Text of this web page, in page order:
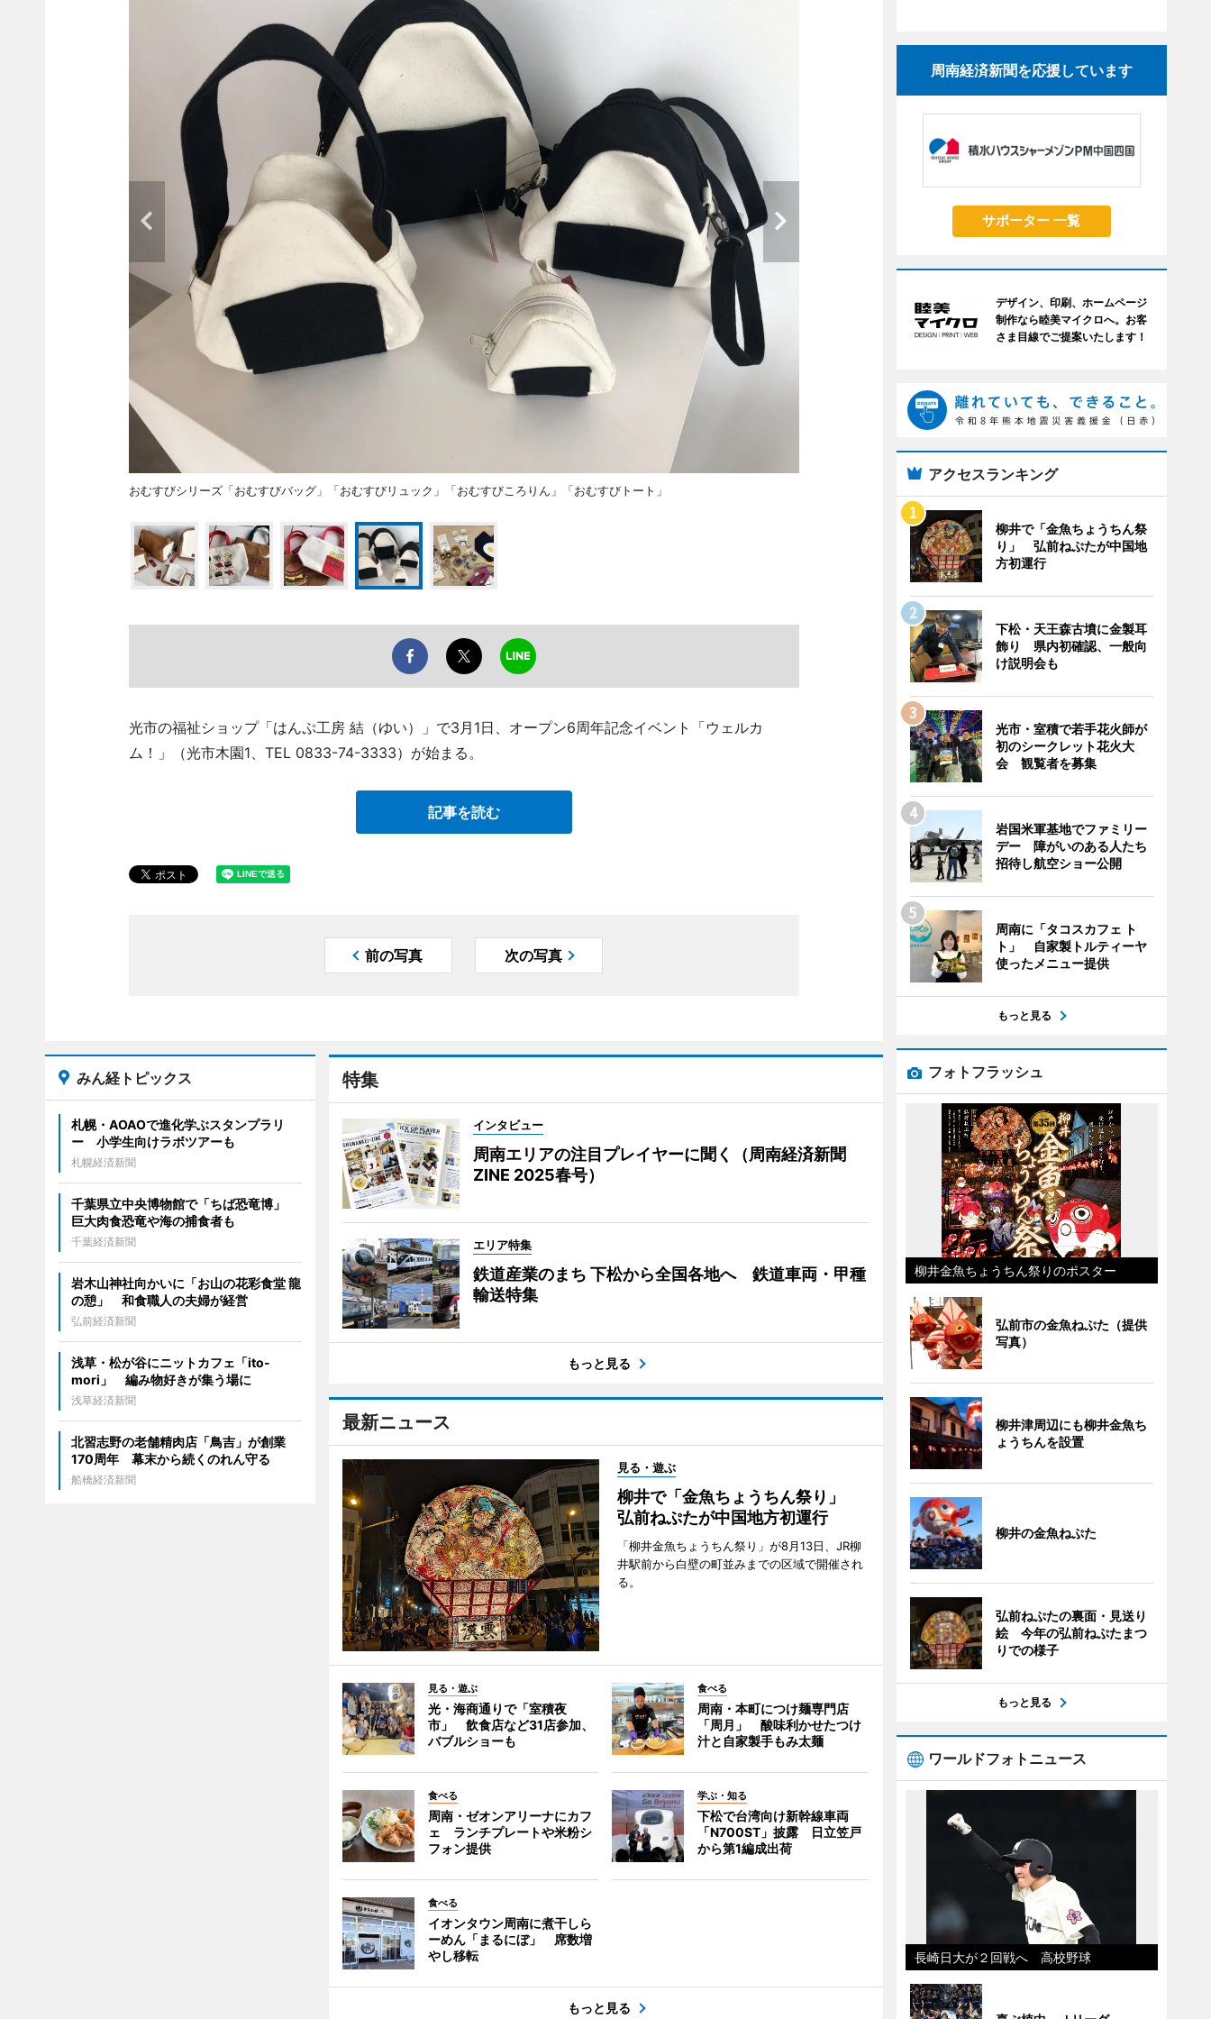
おむすびシリーズ「おむすびバッグ」「おむすびリュック」「おむすびころりん」「おむすびトート」
光市の福祉ショップ「はんぷ工房 結（ゆい）」で3月1日、オープン6周年記念イベント「ウェルカ
ム！」（光市木園1、TEL 0833-74-3333）が始まる。
記事を読む
前の写真 次の写真
特集
インタビュー
周南エリアの注目プレイヤーに聞く（周南経済新聞
ZINE 2025春号）
エリア特集
鉄道産業のまち 下松から全国各地へ 鉄道車両・甲種
輸送特集
もっと見る
最新ニュース
見る・遊ぶ
柳井で「金魚ちょうちん祭り」
弘前ねぷたが中国地方初運行
「柳井金魚ちょうちん祭り」が8月13日、JR柳
井駅前から白壁の町並みまでの区域で開催され
る。
見る・遊ぶ
光・海商通りで「室積夜
市」 飲食店など31店参加、
バブルショーも
食べる
周南・本町につけ麺専門店
「周月」 酸味利かせたつけ
汁と自家製手もみ太麺
食べる
周南・ゼオンアリーナにカフ
ェ ランチプレートや米粉シ
フォン提供
学ぶ・知る
下松で台湾向け新幹線車両
「N700ST」披露 日立笠戸
から第1編成出荷
食べる
イオンタウン周南に煮干しら
ーめん「まるにぼ」 席数増
やし移転
もっと見る
みん経トピックス
札幌・AOAOで進化学ぶスタンプラリ
ー 小学生向けラボツアーも
札幌経済新聞
千葉県立中央博物館で「ちば恐竜博」
巨大肉食恐竜や海の捕食者も
千葉経済新聞
岩木山神社向かいに「お山の花彩食堂 龍
の憩」 和食職人の夫婦が経営
弘前経済新聞
浅草・松が谷にニットカフェ「ito-
mori」 編み物好きが集う場に
浅草経済新聞
北習志野の老舗精肉店「鳥吉」が創業
170周年 幕末から続くのれん守る
船橋経済新聞
周南経済新聞を応援しています
サポーター 一覧
デザイン、印刷、ホームページ
制作なら睦美マイクロへ。お客
さま目線でご提案いたします！
アクセスランキング
柳井で「金魚ちょうちん祭
り」 弘前ねぷたが中国地
方初運行
下松・天王森古墳に金製耳
飾り 県内初確認、一般向
け説明会も
光市・室積で若手花火師が
初のシークレット花火大
会 観覧者を募集
岩国米軍基地でファミリー
デー 障がいのある人たち
招待し航空ショー公開
周南に「タコスカフェ ト
ト」 自家製トルティーヤ
使ったメニュー提供
もっと見る
フォトフラッシュ
柳井金魚ちょうちん祭りのポスター
弘前市の金魚ねぷた（提供
写真）
柳井津周辺にも柳井金魚ち
ょうちんを設置
柳井の金魚ねぷた
弘前ねぷたの裏面・見送り
絵 今年の弘前ねぷたまつ
りでの様子
もっと見る
ワールドフォトニュース
長崎日大が２回戦へ 高校野球